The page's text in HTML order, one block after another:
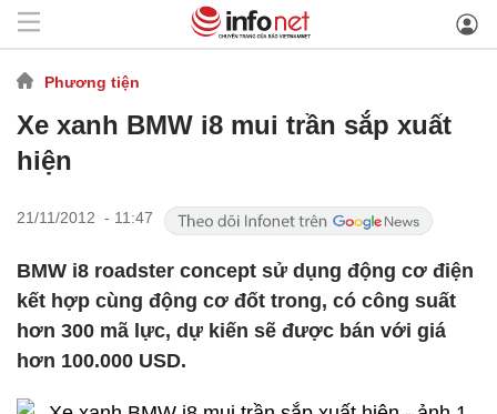
Phương tiện
Xe xanh BMW i8 mui trần sắp xuất
hiện
21/11/2012 - 11:47
BMW i8 roadster concept sử dụng động cơ điện
kết hợp cùng động cơ đốt trong, có công suất
hơn 300 mã lực, dự kiến sẽ được bán với giá
hơn 100.000 USD.